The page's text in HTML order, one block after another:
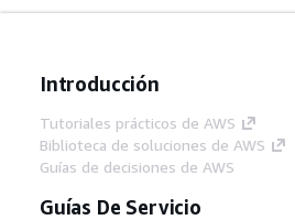
Introducción
Tutoriales prácticos de AWS
Biblioteca de soluciones de AWS
Guías de decisiones de AWS
Guías De Servicio